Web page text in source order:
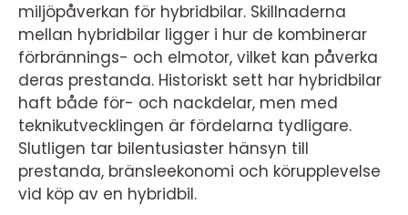
miljöpåverkan för hybridbilar. Skillnaderna
mellan hybridbilar ligger i hur de kombinerar
förbrännings- och elmotor, vilket kan påverka
deras prestanda. Historiskt sett har hybridbilar
haft både för- och nackdelar, men med
teknikutvecklingen är fördelarna tydligare.
Slutligen tar bilentusiaster hänsyn till
prestanda, bränsleekonomi och körupplevelse
vid köp av en hybridbil.